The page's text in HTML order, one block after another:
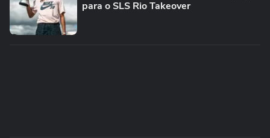
para o SLS Rio Takeover